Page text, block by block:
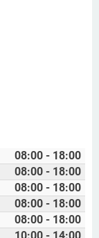
08:00 - 18:00
08:00 - 18:00
08:00 - 18:00
08:00 - 18:00
08:00 - 18:00
10:00 - 14:00